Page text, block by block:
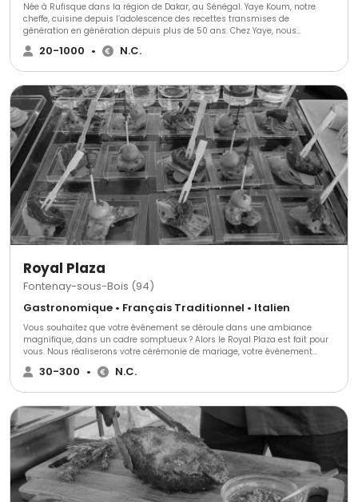
Née à Rufisque dans la région de Dakar, au Sénégal. Yaye Koum, notre
cheffe, cuisine depuis l’adolescence des recettes transmises de
génération en génération depuis plus de 50 ans. Chez Yaye, nous
proposons uniquement des plats faits maison, préparés à partir de
produits frais pour vous faire vivre une expérience à travers des saveurs
20-1000 • N.C.
Royal Plaza
Fontenay-sous-Bois (94)
Gastronomique • Français Traditionnel • Italien
Vous souhaitez que votre événement se déroule dans une ambiance
magnifique, dans un cadre somptueux ? Alors le Royal Plaza est fait pour
vous. Nous réaliserons votre cérémonie de mariage, votre événement
d'entreprise, formidable et mémorable, dont tous vos convives se
souviendront pendant de nombreuses années.
30-300 • N.C.